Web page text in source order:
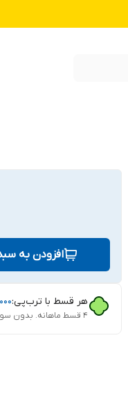
افزودن به
هر قسط با ترب‌پی:
۴ قسط ماهانه. بدون سود، چک و ضامن.